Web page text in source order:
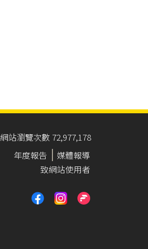
網站瀏覽次數 72,977,178
年度報告
媒體報導
致網站使用者